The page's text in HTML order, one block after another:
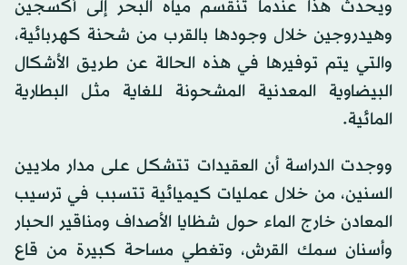
ويحدث هذا عندما تنقسم مياه البحر إلى أكسجين
وهيدروجين خلال وجودها بالقرب من شحنة كهربائية،
والتي يتم توفيرها في هذه الحالة عن طريق الأشكال
البيضاوية المعدنية المشحونة للغاية مثل البطارية
المائية.
ووجدت الدراسة أن العقيدات تتشكل على مدار ملايين
السنين، من خلال عمليات كيميائية تتسبب في ترسيب
المعادن خارج الماء حول شظايا الأصداف ومناقير الحبار
وأسنان سمك القرش، وتغطي مساحة كبيرة من قاع